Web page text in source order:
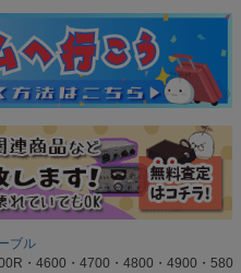
ブル
・4600・4700・4800・4900・580